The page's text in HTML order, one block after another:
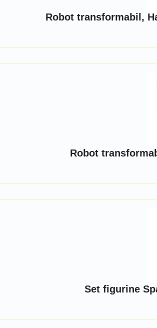
Robot transformabil,
Robot
Set figurine